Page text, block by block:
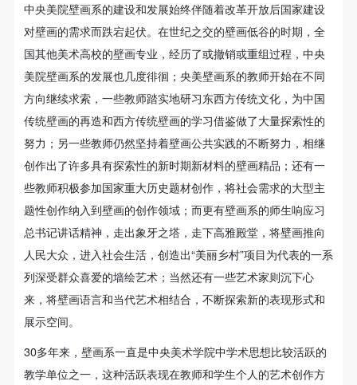
中央美院壁画系的建设和发展始终伴随着改革开放后国家建设
对壁画的需求而跌宕起伏。在世纪之交的壁画低谷的时期，全
国其他美术高校的壁画专业，经历了或撤销或重组过程，中央
美院壁画系的发展也几度徘徊；央美壁画系的教师开始在不同
方向继续求索，一些教师踏实地研习东西方传统文化，为中国
传统壁画的再造和西方传统壁画的学习借鉴做了大量探索性的
努力；另一些教师仍然坚持着壁画公共实践的不断努力，相继
创作出了许多具有探索性的新时期新材料的壁画精品；还有一
些教师积极参加国家重大历史题材创作，将社会需求的大型主
题性创作纳入到壁画的创作领域；而更有壁画系的师生响应习
总书记讲话精神，走出象牙之塔，走下高雅殿堂，将壁画推向
人民大众，进入社会生活，创造出“美丽乡村”项目为代表的一系
列深受群众喜爱的墙绘艺术；当然还有一些艺术家则沉下心
来，将壁画语言和当代艺术相结合，不断探索新的表现形式和
展示空间。
30多年来，壁画系一直是中央美术学院中学术思想比较活跃的
教学单位之一，这种活跃表现在教师和学生个人的艺术创作方
手机号码
发送验证码
手机号码将作为您的登录账号
验证码
登录
破坏。活动中任何非事故当事人及美术馆将不承担相
应的责任与损失，应由参与活动者根据相应的法律条
文、组织规定进行协商和赔偿。并追究相应的法律责
任和经济责任。
第六条
参与活动者在参与活动时应当在美术馆工作人员及活
动导师、教师指导下进行，并正确的使用活动中所涉
及到的绘画工具、创作材料及配套设备、设施，若参
与者因个人原因在使用相应绘画工具、创作材料及配
套设备、设施造成个人受伤、伤害他人及造成相应工
具、材料、设备或设施的故障或损坏。参与活动者应
当承当相应的全部责任，并主动赔偿相应的经济损
失。活动中任何非事故当事人及美术馆将不承担人身
事故的任何责任。
中央美术学院美术馆肖像权许可使用协议
根据《中华人民共和国广告法》、《中华人民共和国
民法通则》以及 最高人民法院关于贯彻执行 《中华
破坏。活动中任何非事故当事人及美术馆将不承担相
应的责任与损失，应由参与活动者根据相应的法律条
文、组织规定进行协商和赔偿。并追究相应的法律责
任和经济责任。
第六条
参与活动者在参与活动时应当在美术馆工作人员及活
动导师、教师指导下进行，并正确的使用活动中所涉
及到的绘画工具、创作材料及配套设备、设施，若参
与者因个人原因在使用相应绘画工具、创作材料及配
套设备、设施造成个人受伤、伤害他人及造成相应工
具、材料、设备或设施的故障或损坏。参与活动者应
当承当相应的全部责任，并主动赔偿相应的经济损
失。活动中任何非事故当事人及美术馆将不承担人身
事故的任何责任。
中央美术学院美术馆肖像权许可使用协议
根据《中华人民共和国广告法》、《中华人民共和国
民法通则》以及 最高人民法院关于贯彻执行 《中华
破坏。活动中任何非事故当事人及美术馆将不承担相
应的责任与损失，应由参与活动者根据相应的法律条
文、组织规定进行协商和赔偿。并追究相应的法律责
任和经济责任。
第六条
参与活动者在参与活动时应当在美术馆工作人员及活
动导师、教师指导下进行，并正确的使用活动中所涉
及到的绘画工具、创作材料及配套设备、设施，若参
与者因个人原因在使用相应绘画工具、创作材料及配
套设备、设施造成个人受伤、伤害他人及造成相应工
具、材料、设备或设施的故障或损坏。参与活动者应
当承当相应的全部责任，并主动赔偿相应的经济损
失。活动中任何非事故当事人及美术馆将不承担人身
事故的任何责任。
中央美术学院美术馆肖像权许可使用协议
根据《中华人民共和国广告法》、《中华人民共和国
民法通则》以及 最高人民法院关于贯彻执行 《中华